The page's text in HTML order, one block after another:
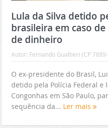
Lula da Silva detido
brasileira em caso
de dinheiro
Autor: Fernando Gualtieri (CP
O ex-presidente do Brasil,
detido pela Polícia Federal e
Congonhas em São Paulo,
sequência da... Ler mais